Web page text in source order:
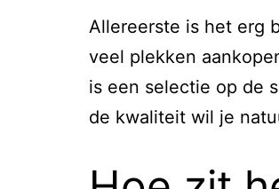
Allereerste is het erg
veel plekken
is een selectie op de
de kwaliteit wil je